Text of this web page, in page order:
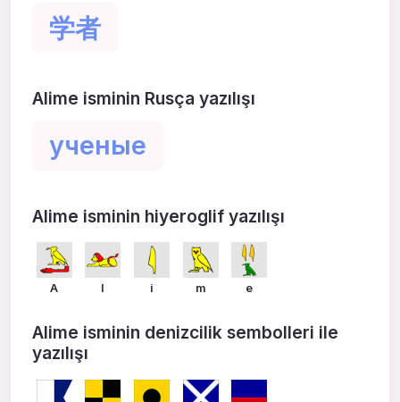
学者
Alime isminin Rusça yazılışı
ученые
Alime isminin hiyeroglif yazılışı
A l i m e
Alime isminin denizcilik sembolleri ile
yazılışı